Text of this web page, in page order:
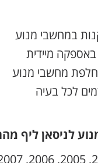
במחשבי מנוע
מיידית
מחשבי מנוע
לכל בעיה
לניסאן ליף